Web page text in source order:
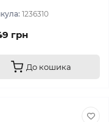
1236310
грн
До кошика